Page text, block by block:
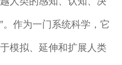
。作为一门系统科学，它
模拟、延伸和扩展人类